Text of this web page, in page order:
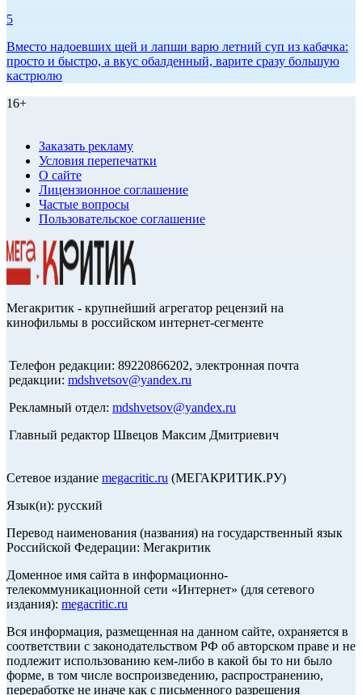
5
Вместо надоевших щей и лапши варю летний суп из кабачка:
просто и быстро, а вкус обалденный, варите сразу большую
кастрюлю
16+
Заказать рекламу
Условия перепечатки
О сайте
Лицензионное соглашение
Частые вопросы
Пользовательское соглашение
Мегакритик - крупнейший агрегатор рецензий на
кинофильмы в российском интернет-сегменте
Телефон редакции: 89220866202, электронная почта
редакции: mdshvetsov@yandex.ru
Рекламный отдел: mdshvetsov@yandex.ru
Главный редактор Швецов Максим Дмитриевич
Сетевое издание megacritic.ru (МЕГАКРИТИК.РУ)
Язык(и): русский
Перевод наименования (названия) на государственный язык
Российской Федерации: Мегакритик
Доменное имя сайта в информационно-
телекоммуникационной сети «Интернет» (для сетевого
издания): megacritic.ru
Вся информация, размещенная на данном сайте, охраняется в
соответствии с законодательством РФ об авторском праве и не
подлежит использованию кем-либо в какой бы то ни было
форме, в том числе воспроизведению, распространению,
переработке не иначе как с письменного разрешения